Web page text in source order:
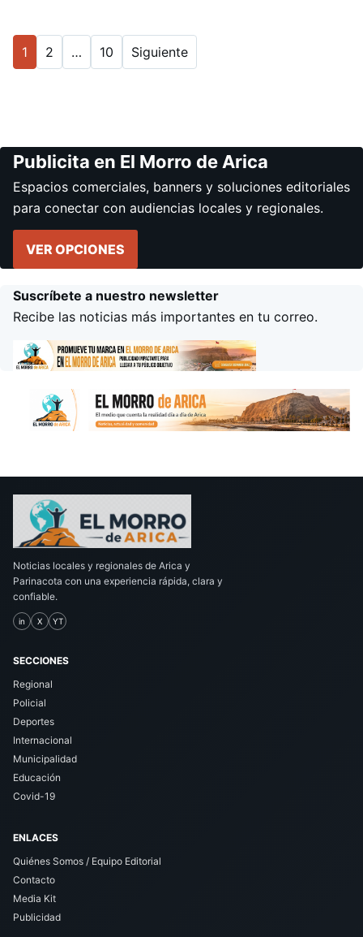
1 2 … 10 Siguiente
Publicita en El Morro de Arica
Espacios comerciales, banners y soluciones editoriales
para conectar con audiencias locales y regionales.
VER OPCIONES
Suscríbete a nuestro newsletter
Recibe las noticias más importantes en tu correo.
Noticias locales y regionales de Arica y
Parinacota con una experiencia rápida, clara y
confiable.
in X YT
SECCIONES
Regional
Policial
Deportes
Internacional
Municipalidad
Educación
Covid-19
ENLACES
Quiénes Somos / Equipo Editorial
Contacto
Media Kit
Publicidad